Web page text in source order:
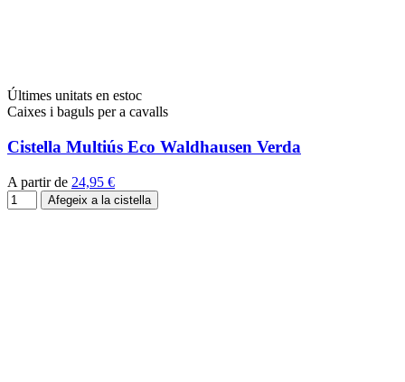
Últimes unitats en estoc
Caixes i baguls per a cavalls
Cistella Multiús Eco Waldhausen Verda
A partir de 24,95 €
Afegeix a la cistella